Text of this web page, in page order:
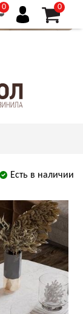
0 0
Есть в наличии